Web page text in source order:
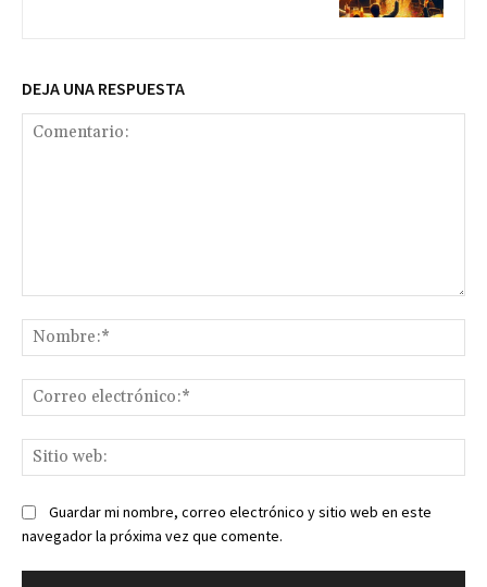
DEJA UNA RESPUESTA
Guardar mi nombre, correo electrónico y sitio web en este
navegador la próxima vez que comente.